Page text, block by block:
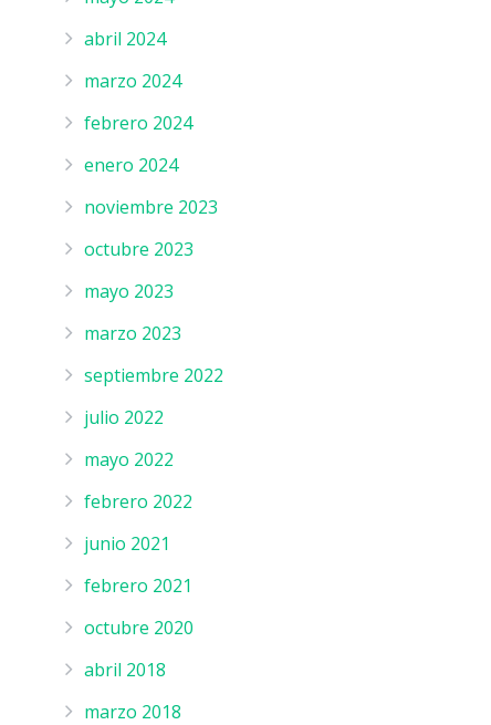
abril 2024
marzo 2024
febrero 2024
enero 2024
noviembre 2023
octubre 2023
mayo 2023
marzo 2023
septiembre 2022
julio 2022
mayo 2022
febrero 2022
junio 2021
febrero 2021
octubre 2020
abril 2018
marzo 2018